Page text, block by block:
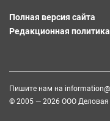
Полная версия сайта
Редакционная политика
Пишите нам на
© 2005 — 2026 ООО Деловая